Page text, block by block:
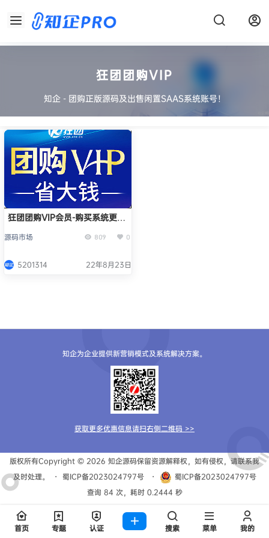
狂团团购VIP
知企 - 团购正版源码及出售闲置SAAS系统账号！
狂团团购VIP会员-购买系统更省
源码市场 809 0
5201314 22年8月23日
知企为企业提供新营销模式及系统解决方案。
获取更多优惠信息请扫右侧二维码 >>
版权所有Copyright © 2026 知企源码保留资源解释权，如有侵权，请联系我
及时处理。
・ 蜀ICP备2023024797号 ・
蜀ICP备2023024797号
查询 84 次，耗时 0.2444 秒
首页 专题 认证 搜索 菜单 我的